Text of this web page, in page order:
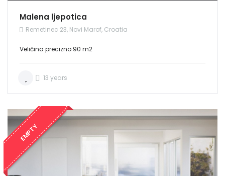
Malena ljepotica
Remetinec 23, Novi Marof, Croatia
Veličina precizno 90 m2
13 years
EMPTY